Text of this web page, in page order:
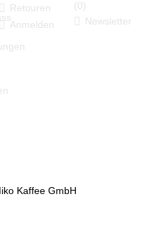
Retouren
Anmelden
(0)
Newsletter
Kaffee GmbH